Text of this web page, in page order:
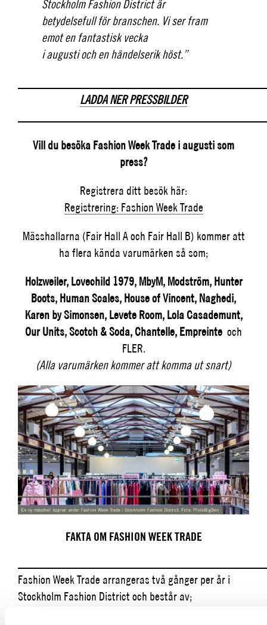
Stockholm Fashion District är
betydelsefull för branschen. Vi ser fram
emot en fantastisk vecka
i augusti och en händelserik höst.”
LADDA NER PRESSBILDER
Vill du besöka Fashion Week Trade i augusti som
press?
Registrera ditt besök här:
Registrering: Fashion Week Trade
Mässhallarna (Fair Hall A och Fair Hall B) kommer att
ha flera kända varumärken så som;
Holzweiler, Lovechild 1979, MbyM, Modström, Hunter
Boots, Human Scales, House of Vincent, Naghedi,
Karen by Simonsen, Levete Room, Lola Casademunt,
Our Units, Scotch & Soda, Chantelle, Empreinte och
FLER.
(Alla varumärken kommer att komma ut snart)
FAKTA OM FASHION WEEK TRADE
Fashion Week Trade arrangeras två gånger per år i
Stockholm Fashion District och består av;